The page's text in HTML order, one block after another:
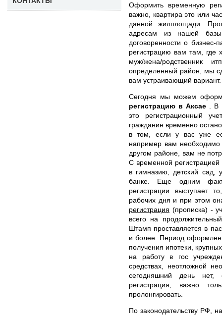
Оформить временную
важно, квартира это или
данной жилплощади.
адресам из нашей
договоренности о бизнес-
регистрацию вам там, где
муж/жена/родственник
определенный район, мы
вам устраивающий вариант.
Сегодня мы можем
регистрацию в Аксае
.
это регистрационный
гражданин временно
в том, если у вас уже
например вам необходимо
другом районе, вам не
С временной регистрацией
в гимназию, детский сад,
банке. Еще одним
регистрации выступает
рабочих дня и при этом
регистрация (прописка) -
всего на
Штамп проставляется в
и более. Период
получения ипотеки,
на работу в гос
средствах, неотложной
сегодняшний день
регистрация, важно
пролонгировать.
По законодательству РФ,